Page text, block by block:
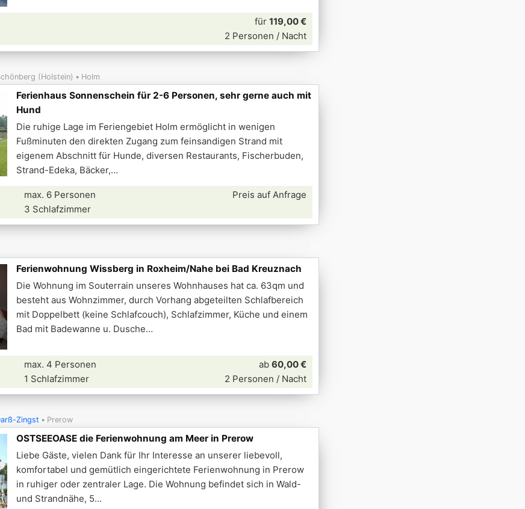
für 119,00 €
2 Personen / Nacht
(Holstein) Holm
Ferienhaus Sonnenschein für 2-6 Personen, sehr gerne auch mit
Hund
Die ruhige Lage im Feriengebiet Holm ermöglicht in wenigen
Fußminuten den direkten Zugang zum feinsandigen Strand mit
eigenem Abschnitt für Hunde, diversen Restaurants, Fischerbuden,
Strand-Edeka, Bäcker,
max. 6 Personen
3 Schlafzimmer
Preis auf Anfrage
Ferienwohnung Wissberg in Roxheim/Nahe bei Bad Kreuznach
Die Wohnung im Souterrain unseres Wohnhauses hat ca. 63qm und
besteht aus Wohnzimmer, durch Vorhang abgeteilten Schlafbereich
mit Doppelbett (keine Schlafcouch), Schlafzimmer, Küche und einem
Bad mit Badewanne u. Dusche
max. 4 Personen
1 Schlafzimmer
ab 60,00 €
2 Personen / Nacht
Zingst Prerow
OSTSEEOASE die Ferienwohnung am Meer in Prerow
Liebe Gäste, vielen Dank für Ihr Interesse an unserer liebevoll,
komfortabel und gemütlich eingerichtete Ferienwohnung in Prerow
in ruhiger oder zentraler Lage. Die Wohnung befindet sich in Wald-
und Strandnähe, 5